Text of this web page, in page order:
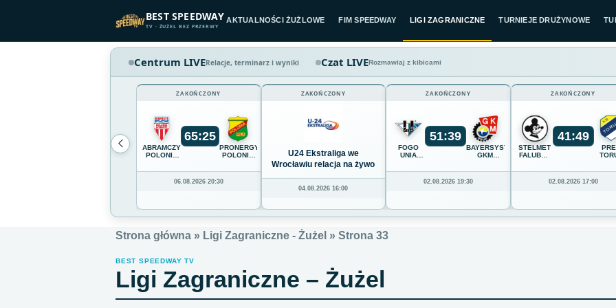
BEST SPEEDWAY
TV · ŻUŻEL BEZ PRZERWY
AKTUALNOŚCI ŻUŻLOWE FIM SPEEDWAY LIGI ZAGRANICZNE TURNIEJE DRUŻYNOWE
Centrum LIVERelacje, terminarz i wyniki Czat LIVERozmawiaj z kibicami
ZAKOŃCZONY
ABRAMCZYK
POLONIA
65:25
PRONERGY
POLONIA
06.08.2026 20:30
ZAKOŃCZONY
U24 Ekstraliga we
Wrocławiu relacja na żywo
04.08.2026 16:00
ZAKOŃCZONY
FOGO
UNIA
51:39
BAYERSYSTEM
GKM
02.08.2026 19:30
ZAKOŃCZONY
STELMET
FALUBAZ
GÓRA
41:49
02.08.2026 17:00
Strona główna » Ligi Zagraniczne - Żużel » Strona 33
BEST SPEEDWAY TV
Ligi Zagraniczne – Żużel